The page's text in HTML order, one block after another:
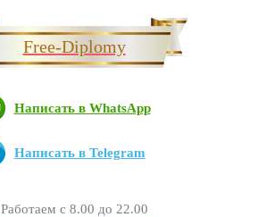
Free-Diplomy
Написать в WhatsApp
Написать в Telegram
Работаем с 8.00 до 22.00